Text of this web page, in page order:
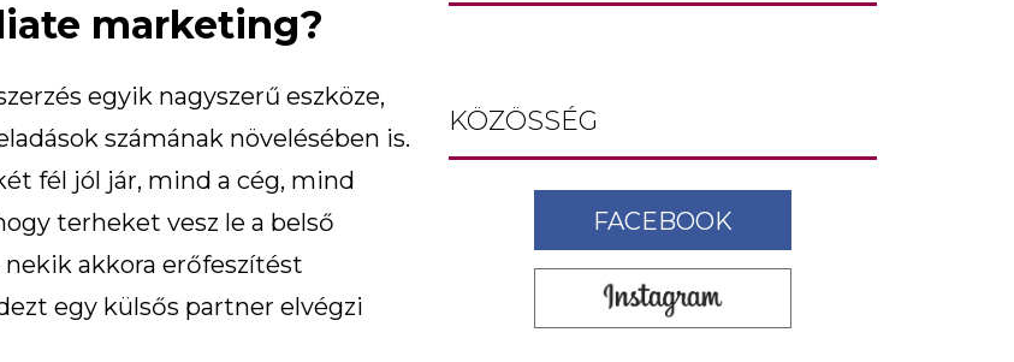
marketing?
egyik nagyszerű eszköze,
számának növelésében is.
fél jól jár, mind a cég, mind
terheket vesz le a belső
akkora erőfeszítést
egy külsős partner elvégzi
KÖZÖSSÉG
FACEBOOK